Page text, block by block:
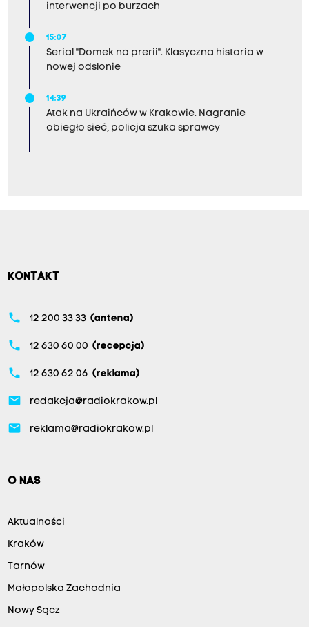
interwencji po burzach
15:07
Serial "Domek na prerii". Klasyczna historia w
nowej odsłonie
14:39
Atak na Ukraińców w Krakowie. Nagranie
obiegło sieć, policja szuka sprawcy
KONTAKT
phone 12 200 33 33 (antena)
phone 12 630 60 00 (recepcja)
phone 12 630 62 06 (reklama)
email redakcja@radiokrakow.pl
email reklama@radiokrakow.pl
O NAS
Aktualności
Kraków
Tarnów
Małopolska Zachodnia
Nowy Sącz